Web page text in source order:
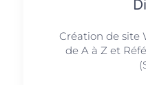
Création de site
de A à Z et